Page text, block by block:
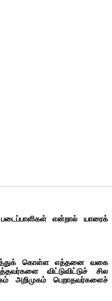
படைப்பாளிகள் என்றால் யாரைக்
கொள்ள எத்தனை வகை
விட்டுவிட்டுச் சில
அறிமுகம் பெறாதவர்களைச்